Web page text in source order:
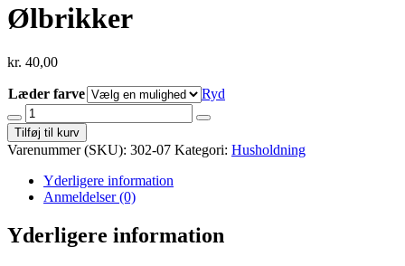
Ølbrikker
kr. 40,00
Læder farve
Ryd
Ølbrikker
antal
Tilføj til kurv
Varenummer (SKU): 302-07 Kategori: Husholdning
Yderligere information
Anmeldelser (0)
Yderligere information